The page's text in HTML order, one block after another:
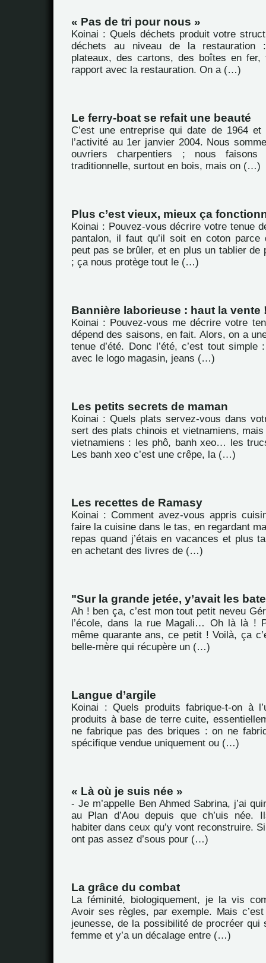
« Pas de tri pour nous »
Koinai : Quels déchets produit votre
déchets au niveau de la
plateaux, des cartons, des boîtes en
rapport avec la restauration. On a (…)
Le ferry-boat se refait une beauté
C’est une entreprise qui date de 1964
l’activité au 1er janvier 2004. Nous
ouvriers charpentiers ; nous
traditionnelle, surtout en bois, mais on (…)
Plus c’est vieux, mieux ça
Koinai : Pouvez-vous décrire votre tenue
pantalon, il faut qu’il soit en coton parce
peut pas se brûler, et en plus un tablier de
; ça nous protège tout le (…)
Bannière laborieuse : haut la vente
Koinai : Pouvez-vous me décrire votre
dépend des saisons, en fait. Alors, on a
tenue d’été. Donc l’été, c’est tout simple
avec le logo magasin, jeans (…)
Les petits secrets de maman
Koinai : Quels plats servez-vous dans
sert des plats chinois et vietnamiens,
vietnamiens : les phô, banh xeo… les
Les banh xeo c’est une crêpe, la (…)
Les recettes de Ramasy
Koinai : Comment avez-vous appris
faire la cuisine dans le tas, en regardant
repas quand j’étais en vacances et plus
en achetant des livres de (…)
"Sur la grande jetée, y’avait les
Ah ! ben ça, c’est mon tout petit neveu
l’école, dans la rue Magali… Oh là là !
même quarante ans, ce petit ! Voilà, ça
belle-mère qui récupère un (…)
Langue d’argile
Koinai : Quels produits fabrique-t-on à
produits à base de terre cuite,
ne fabrique pas des briques : on ne
spécifique vendue uniquement ou (…)
« Là où je suis née »
- Je m’appelle Ben Ahmed Sabrina, j’ai
au Plan d’Aou depuis que ch’uis née.
habiter dans ceux qu’y vont reconstruire.
ont pas assez d’sous pour (…)
La grâce du combat
La féminité, biologiquement, je la vis
Avoir ses règles, par exemple. Mais
jeunesse, de la possibilité de procréer qui
femme et y’a un décalage entre (…)